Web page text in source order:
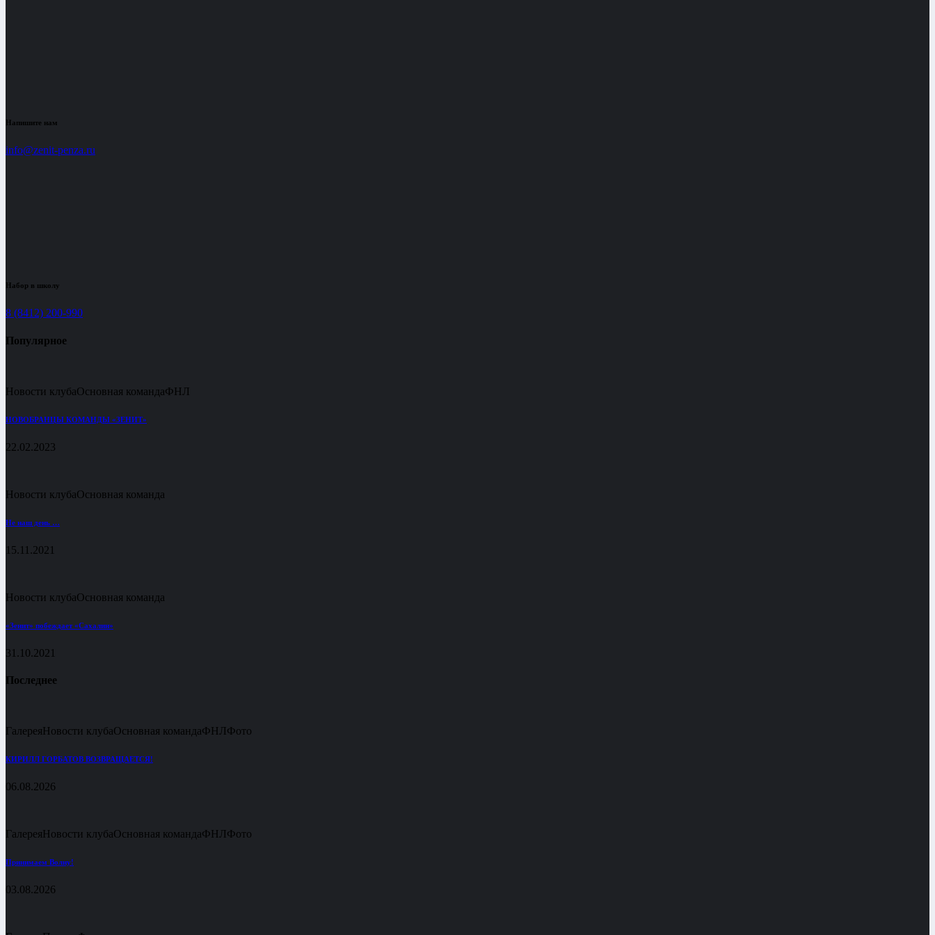
Напишите нам
info@zenit-penza.ru
Набор в школу
8 (8412) 200-990
Популярное
Новости клубаОсновная командаФНЛ
НОВОБРАНЦЫ КОМАНДЫ «ЗЕНИТ»
22.02.2023
Новости клубаОсновная команда
Не наш день …
15.11.2021
Новости клубаОсновная команда
«Зенит» побеждает «Сахалин»
31.10.2021
Последнее
ГалереяНовости клубаОсновная командаФНЛФото
КИРИЛЛ ГОРБАТОВ ВОЗВРАЩАЕТСЯ!
06.08.2026
ГалереяНовости клубаОсновная командаФНЛФото
Принимаем Волну!
03.08.2026